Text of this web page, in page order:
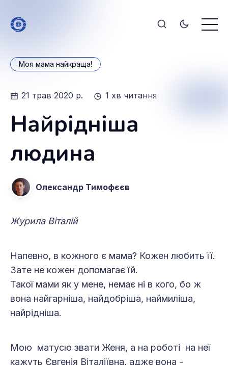
Моя мама найкраща!
21 трав 2020 р. 1 хв читання
Найрідніша
людина
Олександр Тимофєєв
Журила Віталій
Напевно, в кожного є мама? Кожен любить її.
Зате не кожен допомагає їй.
Такої мами як у мене, немає ні в кого, бо ж
вона найгарніша, найдобріша, наймиліша,
найрідніша.
Мою матусю звати Женя, а на роботі на неї
кажуть Євгенія Віталіївна, адже вона -